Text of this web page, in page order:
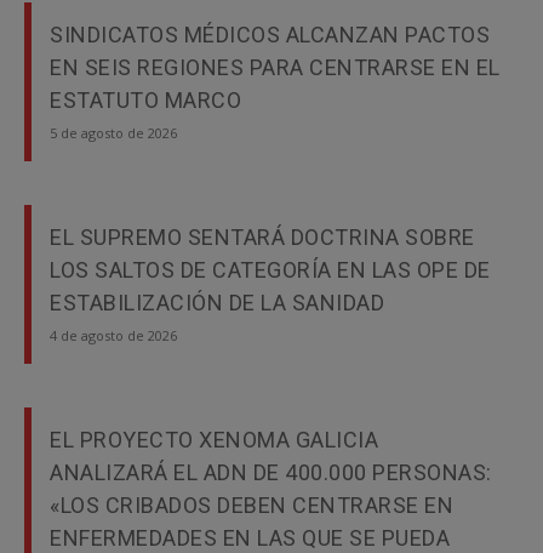
SINDICATOS MÉDICOS ALCANZAN PACTOS
EN SEIS REGIONES PARA CENTRARSE EN EL
ESTATUTO MARCO
5 de agosto de 2026
EL SUPREMO SENTARÁ DOCTRINA SOBRE
LOS SALTOS DE CATEGORÍA EN LAS OPE DE
ESTABILIZACIÓN DE LA SANIDAD
4 de agosto de 2026
EL PROYECTO XENOMA GALICIA
ANALIZARÁ EL ADN DE 400.000 PERSONAS:
«LOS CRIBADOS DEBEN CENTRARSE EN
ENFERMEDADES EN LAS QUE SE PUEDA